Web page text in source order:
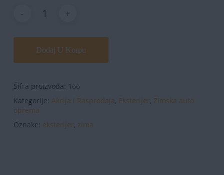
Dodaj U Korpu
Šifra proizvoda: 166
Kategorije: Akcija i Rasprodaja, Eksterijer, Zimska auto
oprema
Oznake: eksterijer, zima